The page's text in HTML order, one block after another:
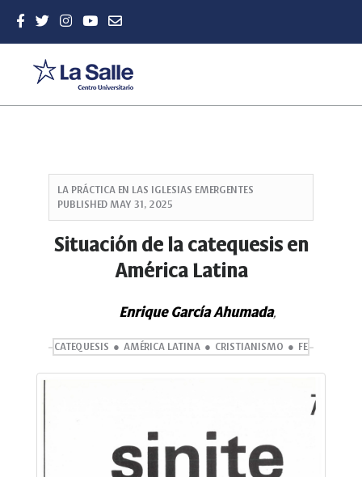
Main
LA PRÁCTICA EN LAS IGLESIAS EMERGENTES
PUBLISHED MAY 31, 2025
Situación de la catequesis en
América Latina
Enrique García Ahumada,
CATEQUESIS AMÉRICA LATINA CRISTIANISMO FE